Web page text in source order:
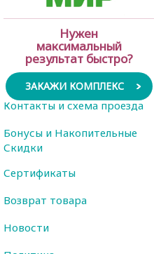
Нужен
максимальный
результат быстро?
ЗАКАЖИ КОМПЛЕКС
Контакты и схема проезда
Бонусы и Накопительные
Скидки
Сертификаты
Возврат товара
Новости